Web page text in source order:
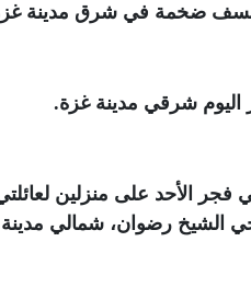
نسف ضخمة في شرق مدينة غزة
اليوم شرقي مدينة غزة.
آخرون بقصف صهيوني فجر الأحد على
الشيخ رضوان، شمالي